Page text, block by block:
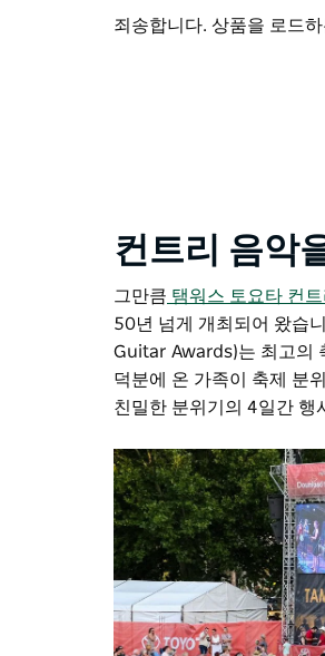
죄송합니다. 상품을 로드
컨트리 음악
그만큼 탬워스 토요타 컨
50년 넘게 개최되어 왔습
Guitar Awards)는 최고의
덕분에 온 가족이 축제 분
친밀한 분위기의 4일간 행